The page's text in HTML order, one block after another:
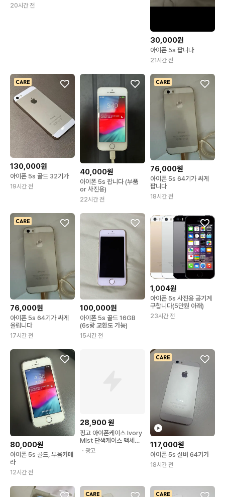
20시간 전
30,000원
아이폰 5s 팝니다
21시간 전
130,000원
아이폰 5s 골드 32기가
19시간 전
40,000원
아이폰 5s 팝니다 (부품
or 사진용)
22시간 전
76,000원
아이폰 5s 64기가 싸게
팝니다
18시간 전
76,000원
아이폰 5s 64기가 싸게
올립니다
17시간 전
100,000원
아이폰 5s 골드 16GB
(6s랑 교환도 가능)
15시간 전
1,004원
아이폰 5s 사진용 공기계
구합니다(5만원 아래)
23시간 전
80,000원
아이폰 5s 골드, 무음카메
라
12시간 전
28,900원
핑고 아이폰케이스 Ivory
Mist 단색케이스 맥세이
・광고
117,000원
아이폰 5s 실버 64기가
18시간 전